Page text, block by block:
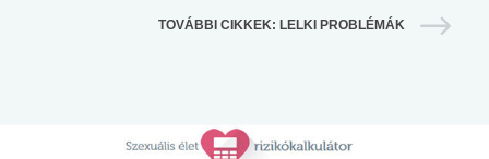
TOVÁBBI CIKKEK: LELKI PROBLÉMÁK